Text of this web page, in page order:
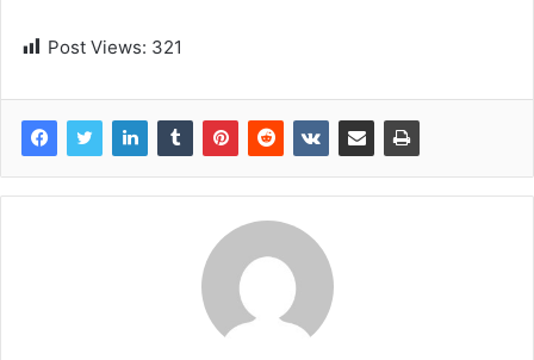
Post Views: 321